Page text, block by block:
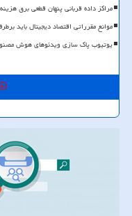
مراکز داده قربانی پنهان قطعی برق
موانع مقرراتی اقتصاد دیجیتال باید
یوتیوب پاک سازی ویدئوهای هوش